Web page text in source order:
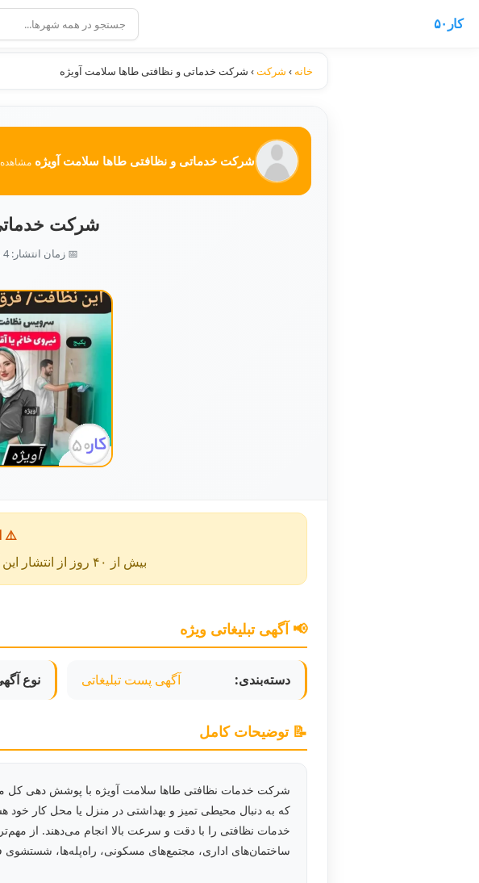
کار۵۰
خانه › شرکت› شرکت خدماتی و نظافتی طاها سلامت آویژه
شرکت خدماتی و نظافتی طاها سلامت آویژه
شرکت
📅 زمان انتشار: 4 ماه پیش
⚠️
بیش از ۴۰ روز از انتشار این آگهی گذشته و ممکن است اطلاعات آن به‌روز نباشد.
📢 آگهی تبلیغاتی ویژه
دسته‌بندی: آگهی پست تبلیغاتی نوع
📝 توضیحات کامل
شرکت‌ خدمات نظافتی طاها سلامت آویژه با پوشش دهی کل
که به دنبال محیطی تمیز و بهداشتی در منزل یا محل کار
خدمات نظافتی را با دقت و سرعت بالا انجام می‌دهند. از
ساختمان‌های اداری، مجتمع‌های مسکونی، راه‌پله‌ها،